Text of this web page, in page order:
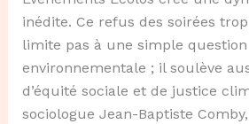
inédite. Ce refus des soirées
limite pas à une simple question
environnementale ; il soulève
d’équité sociale et de justice
sociologue Jean-Baptiste